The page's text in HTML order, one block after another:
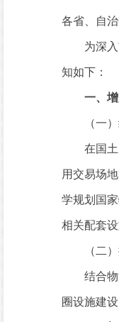
各省、自
为深入贯
知如下：
一、
（一）统
在国土空
用交易场
学规划国
相关配套
（二）推
结合物流
圈设施建